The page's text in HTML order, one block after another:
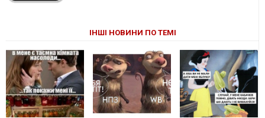
ІНШІ НОВИНИ ПО ТЕМІ